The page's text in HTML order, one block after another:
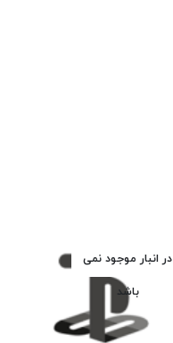
در انبار موجود نمی
باشد